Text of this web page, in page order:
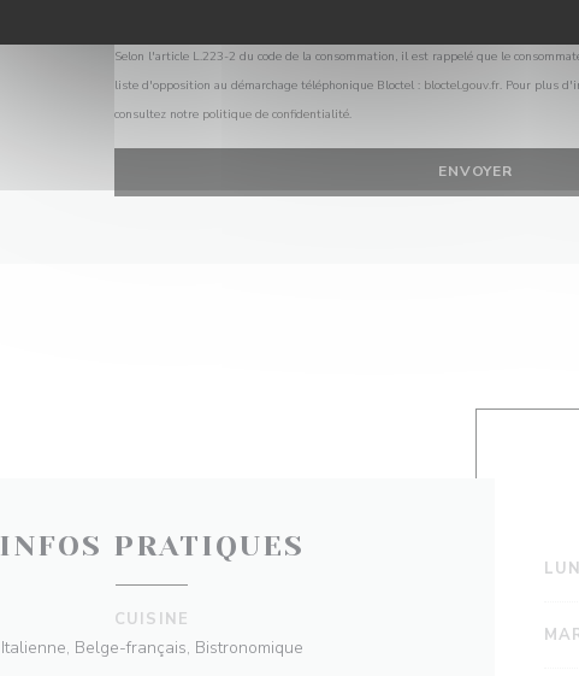
Selon l'article L.223-2 du code de la consommation, il est rappelé que le
liste d'opposition au démarchage téléphonique Bloctel : bloctel.gouv.fr. Pour plus
consultez notre politique de confidentialité.
INFOS PRATIQUES
CUISINE
Italienne, Belge-français, Bistronomique